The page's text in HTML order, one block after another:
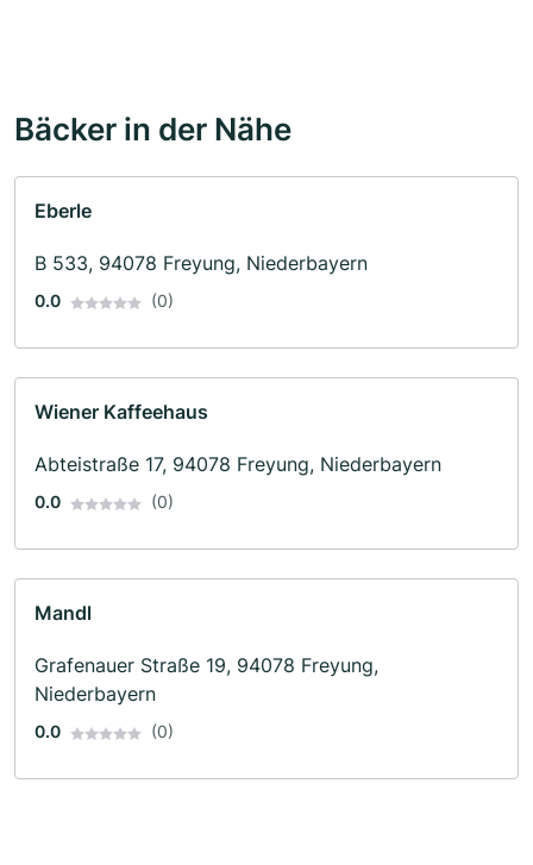
Bäcker in der Nähe
Eberle
B 533, 94078 Freyung, Niederbayern
0.0 (0)
Wiener Kaffeehaus
Abteistraße 17, 94078 Freyung, Niederbayern
0.0 (0)
Mandl
Grafenauer Straße 19, 94078 Freyung,
Niederbayern
0.0 (0)